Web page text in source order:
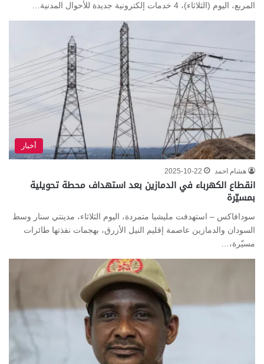
المربع، اليوم (الثلاثاء)، 4 خدمات إلكترونية جديدة للأحوال المدنية…
أخبار
هشام احمد 2025-10-22
انقطاع الكهرباء في الدمازين بعد استهداف محطة تحويلية
بمسيّرة
سودافاكس – استهدفت مليشيا متمردة، اليوم الثلاثاء، مدينتي سنار وسط
السودان والدمازين عاصمة إقليم النيل الأزرق، بهجمات نفذتها طائرات
مسيّرة،…